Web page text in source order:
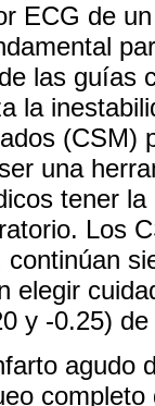
ECG de
las guías
la
(CSM)
una
tener
Los
continúan
elegir
y -0.25)
agudo